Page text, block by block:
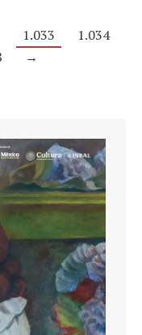
1.033
1.034
→